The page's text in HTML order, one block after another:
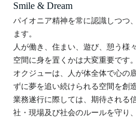
Smile & Dream
パイオニア精神を常に認識しつつ
ます。
人が働き、住まい、遊び、憩う様
空間に身を置くかは大変重要です。
オクジューは、人が体全体で心の
ずに夢を追い続けられる空間を創
業務遂行に際しては、期待される
社・現場及び社会のルールを守り